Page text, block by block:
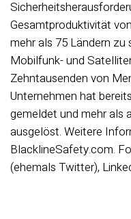
Gesamtproduktivität
mehr als 75 Ländern
Mobilfunk- und
Zehntausenden von
Unternehmen hat
gemeldet und mehr als
ausgelöst. Weitere
BlacklineSafety.com.
(ehemals Twitter),